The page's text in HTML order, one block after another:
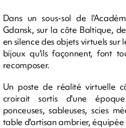
Dans un sous-sol de
Gdansk, sur la côte Baltique,
en silence des objets virtuels sur
bijoux qu'ils façonnent, font
recomposer.
Un poste de réalité virtuelle
croirait sortis d'une
ponceuses, sableuses, scies
table d'artisan ambrier, équipée